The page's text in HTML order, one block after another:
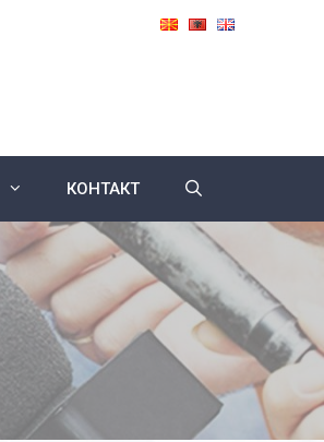
КОНТАКТ